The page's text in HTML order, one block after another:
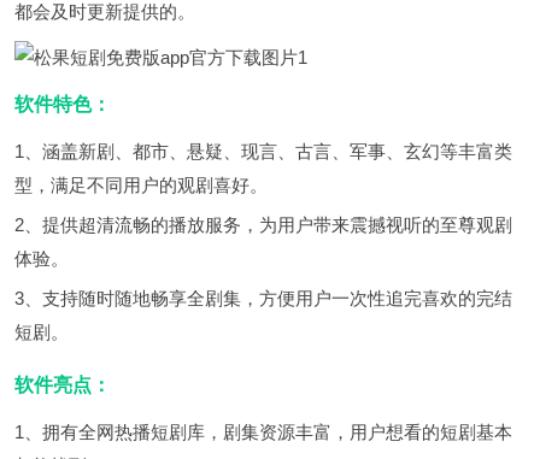
都会及时更新提供的。
软件特色：
1、涵盖新剧、都市、悬疑、现言、古言、军事、玄幻等丰富类
型，满足不同用户的观剧喜好。
2、提供超清流畅的播放服务，为用户带来震撼视听的至尊观剧
体验。
3、支持随时随地畅享全剧集，方便用户一次性追完喜欢的完结
短剧。
软件亮点：
1、拥有全网热播短剧库，剧集资源丰富，用户想看的短剧基本